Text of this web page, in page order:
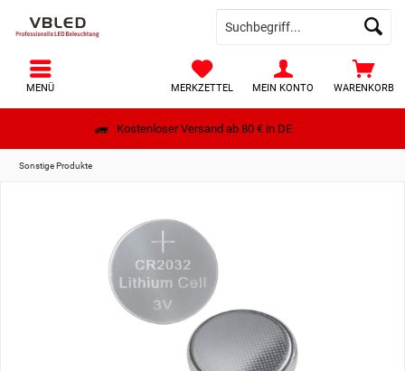
Kostenloser Versand ab 80 € in DE
WARENKORB
MERKZETTEL MEIN KONTO
MENÜ
Sonstige Produkte